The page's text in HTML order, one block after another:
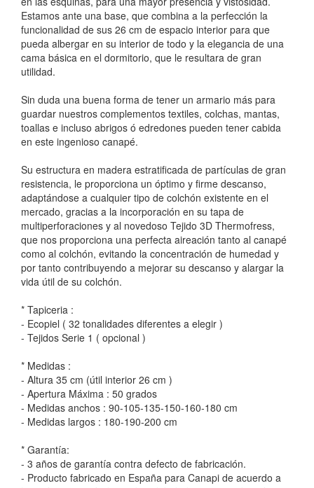
Estamos ante una base, que combina a la perfección la
funcionalidad de sus 26 cm de espacio interior para que
pueda albergar en su interior de todo y la elegancia de una
cama básica en el dormitorio, que le resultara de gran
utilidad.
Sin duda una buena forma de tener un armario más para
guardar nuestros complementos textiles, colchas, mantas,
toallas e incluso abrigos ó edredones pueden tener cabida
en este ingenioso canapé.
Su estructura en madera estratificada de partículas de gran
resistencia, le proporciona un óptimo y firme descanso,
adaptándose a cualquier tipo de colchón existente en el
mercado, gracias a la incorporación en su tapa de
multiperforaciones y al novedoso Tejido 3D Thermofress,
que nos proporciona una perfecta aireación tanto al canapé
como al colchón, evitando la concentración de humedad y
por tanto contribuyendo a mejorar su descanso y alargar la
vida útil de su colchón.
* Tapiceria :
- Ecopiel ( 32 tonalidades diferentes a elegir )
- Tejidos Serie 1 ( opcional )
* Medidas :
- Altura 35 cm (útil interior 26 cm )
- Apertura Máxima : 50 grados
- Medidas anchos : 90-105-135-150-160-180 cm
- Medidas largos : 180-190-200 cm
* Garantía:
- 3 años de garantía contra defecto de fabricación.
- Producto fabricado en España para Canapi de acuerdo a